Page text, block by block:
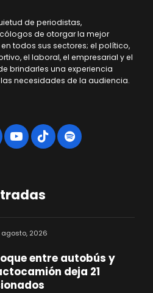
de periodistas,
de otorgar la mejor
todos sus sectores; el político,
el laboral, el empresarial y el
brindarles una experiencia
necesidades de la audiencia.
agosto, 2026
entre autobús y
deja 21